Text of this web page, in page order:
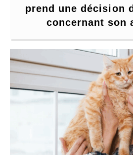
prend une décision
concernant son